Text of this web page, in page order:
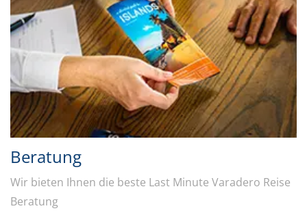
Beratung
Wir bieten Ihnen die beste Last Minute Varadero Reise
Beratung